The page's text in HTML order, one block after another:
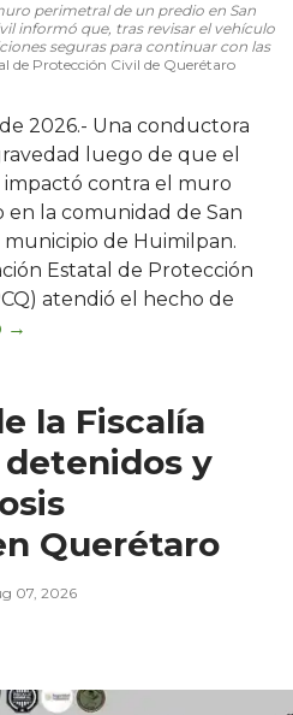
perimetral de un predio en San
informó que, tras revisar el vehículo
seguras para continuar con las
de Protección Civil de Querétaro
2026.- Una conductora
luego de que el
contra el muro
la comunidad de San
municipio de Huimilpan.
Estatal de Protección
atendió el hecho de
la Fiscalía
y
Querétaro
07, 2026